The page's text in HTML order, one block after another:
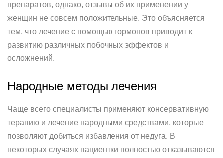
препаратов, однако, отзывы об их применении у
женщин не совсем положительные. Это объясняется
тем, что лечение с помощью гормонов приводит к
развитию различных побочных эффектов и
осложнений.
Народные методы лечения
Чаще всего специалисты применяют консервативную
терапию и лечение народными средствами, которые
позволяют добиться избавления от недуга. В
некоторых случаях пациентки полностью отказываются